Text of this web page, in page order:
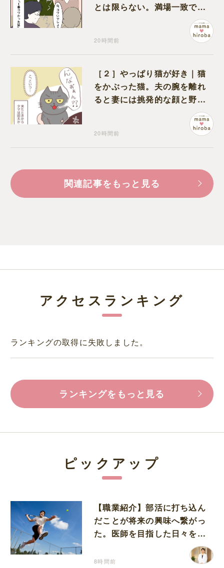
とは限らない。満場一致でコ
ワいと認定された意外な体験
20時間前
［２］やっぱり猫が好き｜猫
をかぶった猫。夫の腕を離れ
ると妻には挑発的な顔と野太
20時間前
関連記事をもっと見る
アクセスランキング
ランキングの取得に失敗しました。
ランキングをもっと見る
ピックアップ
【職業紹介】部活に打ち込ん
だことが将来の興味へ繋がっ
た。医師を目指した日々を振
8時間前